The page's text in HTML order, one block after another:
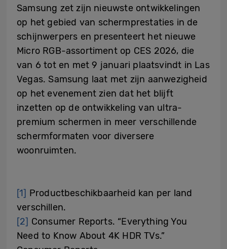
Samsung zet zijn nieuwste ontwikkelingen
op het gebied van schermprestaties in de
schijnwerpers en presenteert het nieuwe
Micro RGB-assortiment op CES 2026, die
van 6 tot en met 9 januari plaatsvindt in Las
Vegas. Samsung laat met zijn aanwezigheid
op het evenement zien dat het blijft
inzetten op de ontwikkeling van ultra-
premium schermen in meer verschillende
schermformaten voor diversere
woonruimten.
[1] Productbeschikbaarheid kan per land
verschillen.
[2] Consumer Reports. “Everything You
Need to Know About 4K HDR TVs.”